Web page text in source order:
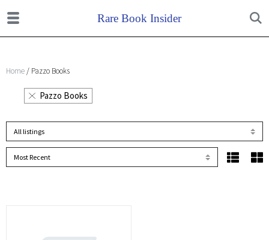
Home / Pazzo Books
Pazzo Books